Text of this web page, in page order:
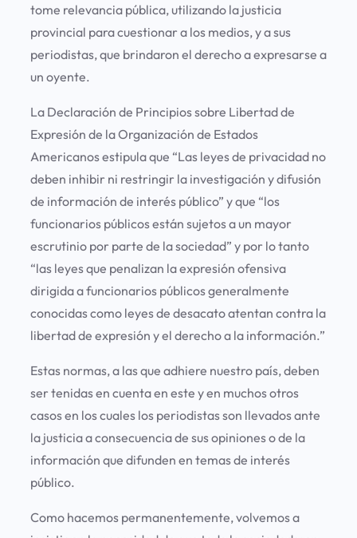
tome relevancia pública, utilizando la justicia
provincial para cuestionar a los medios, y a sus
periodistas, que brindaron el derecho a expresarse a
un oyente.
La Declaración de Principios sobre Libertad de
Expresión de la Organización de Estados
Americanos estipula que “Las leyes de privacidad no
deben inhibir ni restringir la investigación y difusión
de información de interés público” y que “los
funcionarios públicos están sujetos a un mayor
escrutinio por parte de la sociedad” y por lo tanto
“las leyes que penalizan la expresión ofensiva
dirigida a funcionarios públicos generalmente
conocidas como leyes de desacato atentan contra la
libertad de expresión y el derecho a la información.”
Estas normas, a las que adhiere nuestro país, deben
ser tenidas en cuenta en este y en muchos otros
casos en los cuales los periodistas son llevados ante
la justicia a consecuencia de sus opiniones o de la
información que difunden en temas de interés
público.
Como hacemos permanentemente, volvemos a